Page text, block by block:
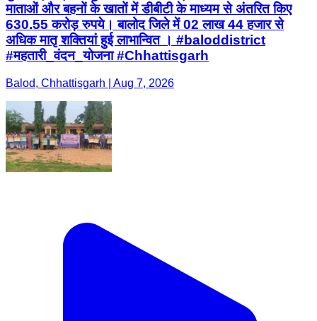
माताओं और बहनों के खातों में डीबीटी के माध्यम से अंतरित किए
630.55 करोड़ रुपये। बालोद जिले में 02 लाख 44 हजार से
अधिक मातृ शक्तियां हुई लाभान्वित । #baloddistrict
#महतारी_वंदन_योजना #Chhattisgarh
Balod, Chhattisgarh | Aug 7, 2026